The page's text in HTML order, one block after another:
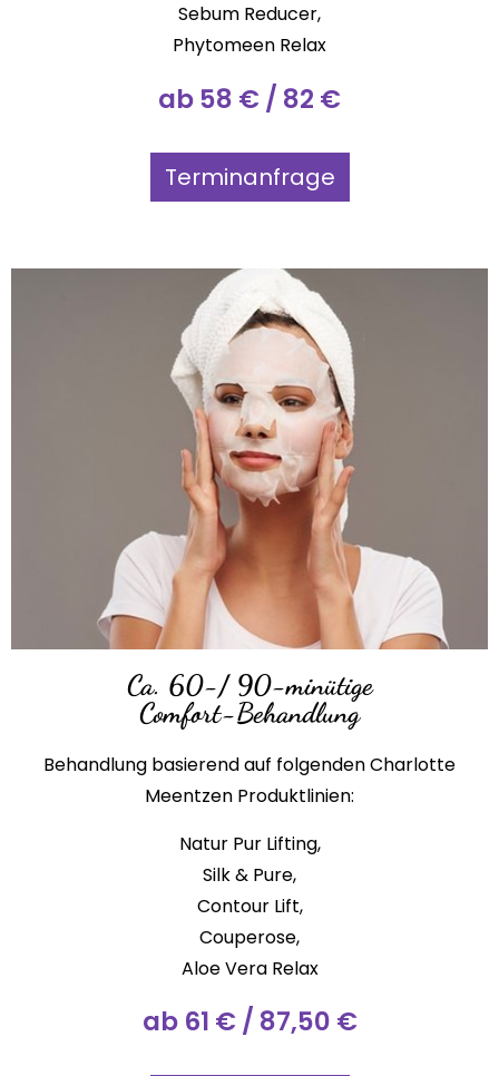
Sebum Reducer,
Phytomeen Relax
ab 58 € / 82 €
Terminanfrage
Ca. 60-/ 90-minütige
Comfort-Behandlung
Behandlung basierend auf folgenden Charlotte
Meentzen Produktlinien:
Natur Pur Lifting,
Silk & Pure,
Contour Lift,
Couperose,
Aloe Vera Relax
ab 61 € / 87,50 €